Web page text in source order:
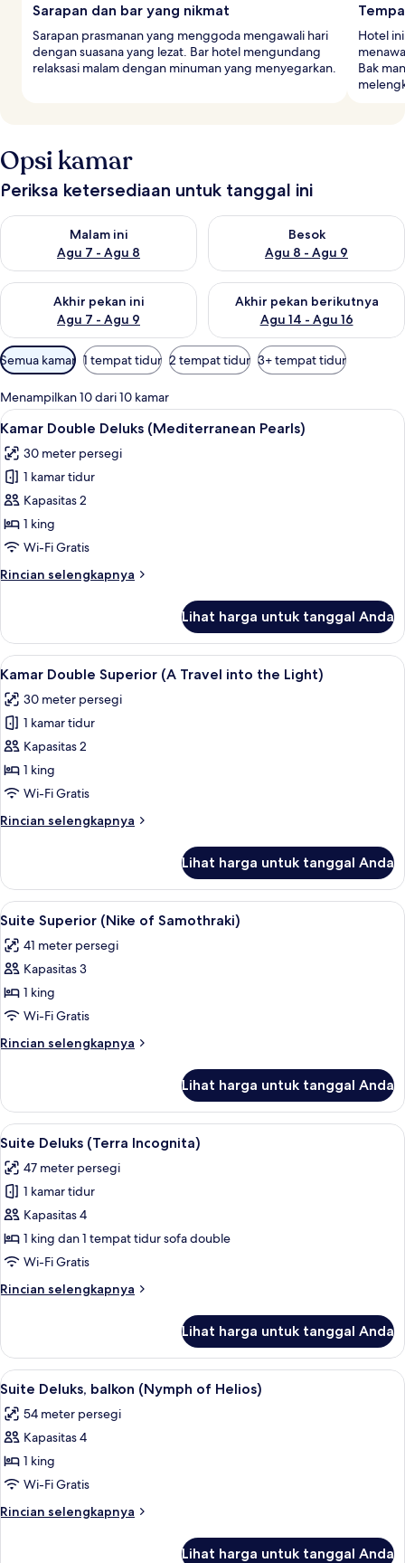
Sarapan dan bar yang nikmat
Sarapan prasmanan yang menggoda mengawali hari
dengan suasana yang lezat. Bar hotel mengundang
relaksasi malam dengan minuman yang menyegarkan.
Hotel
Bak
Opsi kamar
Periksa ketersediaan untuk tanggal ini
Malam ini
Agu 7 - Agu 8
Periksa ketersediaan untuk malam ini Agu 7 - Agu 8
Besok
Agu 8 - Agu 9
Periksa ketersediaan untuk
Akhir pekan ini
Agu 7 - Agu 9
Periksa ketersediaan untuk akhir pekan ini Agu 7 - Agu 9
Akhir pekan berikutnya
Agu 14 - Agu 16
Periksa ketersediaan untuk
Filter
tersedia
untuk
kamar
Semua kamar 1 tempat tidur 2 tempat tidur 3+ tempat tidur
Menampilkan 10 dari 10 kamar
Lihat
semua
foto
untuk
Kamar
Double
Deluks
Pearls)
Kamar Double Deluks
10
Kamar Double Deluks (Mediterranean Pearls)
30 meter persegi
1 kamar tidur
Kapasitas 2
1 king
Wi-Fi Gratis
Rincian selengkapnya
Rincian
Kamar
Double
Deluks
Pearls)
Lihat harga untuk tanggal Anda
Lihat
semua
foto
untuk
Kamar
Double
Superior
Travel
Light)
Kamar Double Superior (A Travel
8
Kamar Double Superior (A Travel into the Light)
30 meter persegi
1 kamar tidur
Kapasitas 2
1 king
Wi-Fi Gratis
Rincian selengkapnya
Rincian
Kamar
Double
Superior
Travel
into
Light)
Lihat harga untuk tanggal Anda
Lihat
semua
foto
untuk
Suite
Superior
(Nike
of
Suite Superior (Nike of Samothraki)
13
Suite Superior (Nike of Samothraki)
41 meter persegi
Kapasitas 3
1 king
Wi-Fi Gratis
Rincian selengkapnya
Rincian
Suite
Superior
(Nike
Samothraki)
Lihat harga untuk tanggal Anda
Lihat
semua
foto
untuk
Suite
Deluks
(Terra
Suite Deluks (Terra Incognita) |
15
Suite Deluks (Terra Incognita)
47 meter persegi
1 kamar tidur
Kapasitas 4
1 king dan 1 tempat tidur sofa double
Wi-Fi Gratis
Rincian selengkapnya
Rincian
Suite
Deluks
(Terra
Lihat harga untuk tanggal Anda
Lihat
semua
foto
untuk
Suite
Deluks,
balkon
(Nymph
Suite Deluks, balkon (Nymph of
15
Suite Deluks, balkon (Nymph of Helios)
54 meter persegi
Kapasitas 4
1 king
Wi-Fi Gratis
Rincian selengkapnya
Rincian
Lihat harga untuk tanggal Anda